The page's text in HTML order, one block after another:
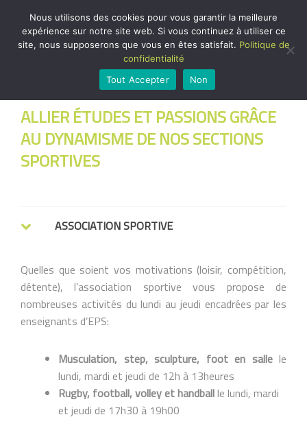
LE SPORT À PIX
ALLIER ÉTUDES ET PASSIONS GRÂCE
AU DYNAMISME DE NOS SECTIONS
SPORTIVES
ASSOCIATION SPORTIVE
Quelles que soient vos motivations (loisir, compétition,
détente), l’association sportive vous propose de
nombreuses activités du lundi au jeudi encadrées par les
enseignants d’EPS:
Musculation, step, sculpture, foot en sallele
lundi, mardi et jeudi de 12h à 13heures
Rugby, football, volley et handballle lundi, mardi
et jeudi de 17h30 à 19h00
Nous utilisons des cookies pour vous garantir la meilleure
expérience sur notre site web. Si vous continuez à utiliser ce
site, nous supposerons que vous en êtes satisfait. Politique de
confidentialité
Tout Accepter
Non